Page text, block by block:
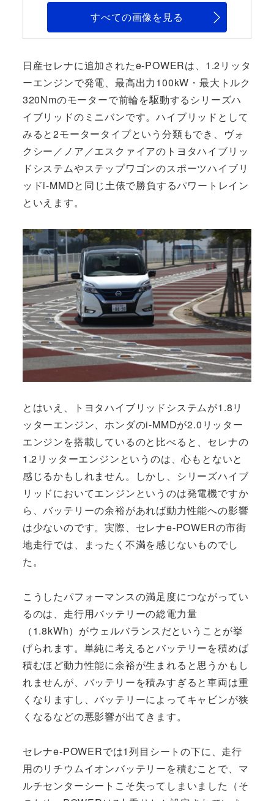
すべての画像を見る
日産セレナに追加されたe-POWERは、1.2リッタ
ーエンジンで発電、最高出力100kW・最大トルク
320Nmのモーターで前輪を駆動するシリーズハ
イブリッドのミニバンです。ハイブリッドとして
みると2モータータイプという分類もでき、ヴォ
クシー／ノア／エスクァイアのトヨタハイブリッ
ドシステムやステップワゴンのスポーツハイブリ
ッドi-MMDと同じ土俵で勝負するパワートレイン
といえます。
とはいえ、トヨタハイブリッドシステムが1.8リ
ッターエンジン、ホンダのi-MMDが2.0リッター
エンジンを搭載しているのと比べると、セレナの
1.2リッターエンジンというのは、心もとないと
感じるかもしれません。しかし、シリーズハイブ
リッドにおいてエンジンというのは発電機ですか
ら、バッテリーの余裕があれば動力性能への影響
は少ないのです。実際、セレナe-POWERの市街
地走行では、まったく不満を感じないものでし
た。
こうしたパフォーマンスの満足度につながってい
るのは、走行用バッテリーの総電力量
（1.8kWh）がウェルバランスだということが挙
げられます。単純に考えるとバッテリーを積めば
積むほど動力性能に余裕が生まれると思うかもし
れませんが、バッテリーを積みすぎると車両は重
くなりますし、バッテリーによってキャビンが狭
くなるなどの悪影響が出てきます。
セレナe-POWERでは1列目シートの下に、走行
用のリチウムイオンバッテリーを積むことで、マ
ルチセンターシートこそ失ってしまいました（そ